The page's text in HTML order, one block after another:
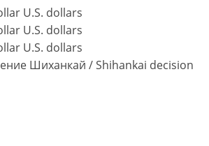
U.S. dollars
U.S. dollars
U.S. dollars
Шиханкай / Shihankai decision